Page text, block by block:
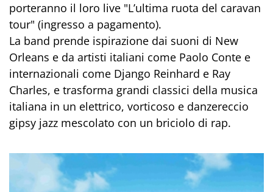
porteranno il loro live "L’ultima ruota del caravan
tour" (ingresso a pagamento).
La band prende ispirazione dai suoni di New
Orleans e da artisti italiani come Paolo Conte e
internazionali come Django Reinhard e Ray
Charles, e trasforma grandi classici della musica
italiana in un elettrico, vorticoso e danzereccio
gipsy jazz mescolato con un briciolo di rap.